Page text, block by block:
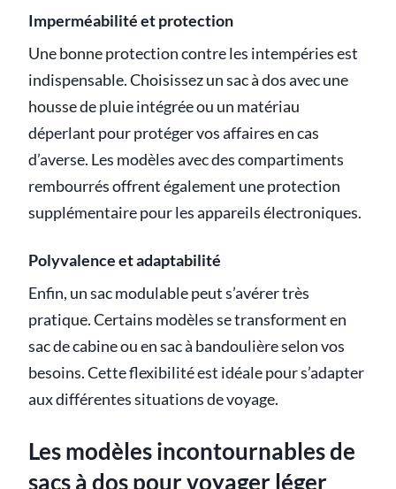
Imperméabilité et protection
Une bonne protection contre les intempéries est
indispensable. Choisissez un sac à dos avec une
housse de pluie intégrée ou un matériau
déperlant pour protéger vos affaires en cas
d’averse. Les modèles avec des compartiments
rembourrés offrent également une protection
supplémentaire pour les appareils électroniques.
Polyvalence et adaptabilité
Enfin, un sac modulable peut s’avérer très
pratique. Certains modèles se transforment en
sac de cabine ou en sac à bandoulière selon vos
besoins. Cette flexibilité est idéale pour s’adapter
aux différentes situations de voyage.
Les modèles incontournables de
sacs à dos pour voyager léger